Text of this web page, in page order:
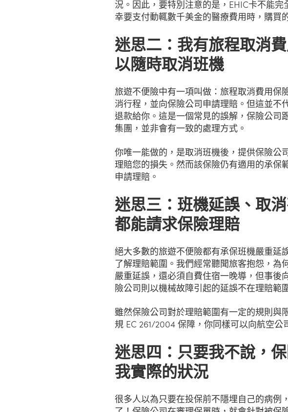
況。因此，要特別注意的是，EHIC卡不能
幸要支付動輒數千美金的醫療費用時，購買
迷思二：我有旅程取消
以隨時取消班機
旅遊不便險中有一項叫做：旅程取消費用保
消行程，並向保險公司申請理賠。但這並不
退款給你。這是一個常見的誤解，保險公司
集團，並非會有一致的處理方式。
你唯一能做的，是取消班機後，提供保險公
理賠您的損失。然而該保險仍有適用的承保
申請理賠。
迷思三：班機延誤、取
都能請求保險理賠
絕大多數的旅遊不便險都有承保班機嚴重延
了解理賠範圍。我們經常聽聞旅客抱怨，為
嚴重延誤，還必須自費住宿一晚導，但事後
險公司則以機械故障引起的延誤不在理賠範
雖然保險公司對於理賠範圍有一定的規則與
規 EC 261/2004 保障，你同樣可以向航空公
迷思四：只要我不說，
我實際的狀況
很多人以為只要在投保前不隱埋自己的病例